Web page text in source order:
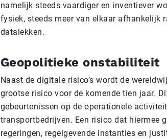
namelijk steeds vaardiger en inventiever
fysiek, steeds meer van elkaar afhankelijk
datalekken.
Geopolitieke onstabiliteit
Naast de digitale risico’s wordt de
grootse risico voor de komende tien jaar.
gebeurtenissen op de operationele
transportbedrijven. Een risico dat hiermee
regeringen, regelgevende instanties en